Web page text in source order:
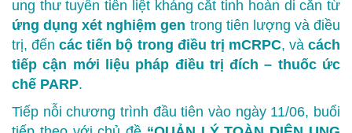
ung thư tuyến tiền liệt kháng cắt tinh hoàn di căn từ
ứng dụng xét nghiệm gen trong tiên lượng và điều
trị, đếncác tiến bộ trong điều trị mCRPC, vàcách
tiếp cận mới liệu pháp điều trị đích – thuốc ức
chế PARP.
Tiếp nỗi chương trình đầu tiên vào ngày 11/06, buổi